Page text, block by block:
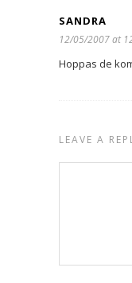
SANDRA
12/05/2007 at
Hoppas de
LEAVE A